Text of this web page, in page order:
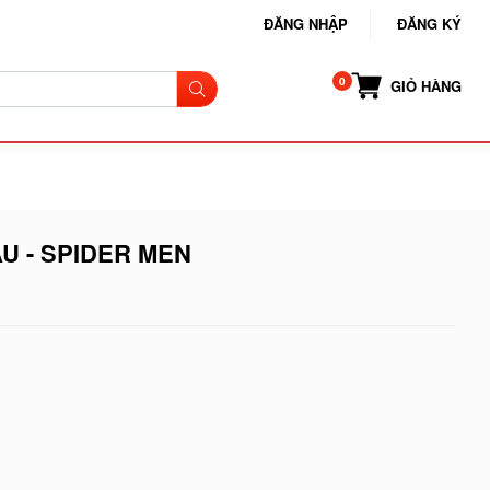
ĐĂNG NHẬP ĐĂNG KÝ
GIỎ HÀNG
- SPIDER MEN